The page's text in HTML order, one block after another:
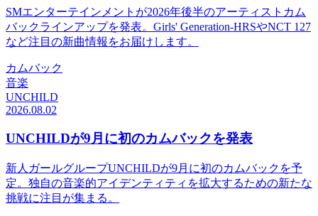
SMエンターテインメントが2026年後半のアーティストカム
バックラインアップを発表。Girls' Generation-HRSやNCT 127
など注目の新曲情報をお届けします。
カムバック
音楽
UNCHILD
2026.08.02
UNCHILDが9月に初のカムバックを発表
新人ガールグループUNCHILDが9月に初のカムバックを予
定。独自の音楽的アイデンティティを拡大するための新たな
挑戦に注目が集まる。